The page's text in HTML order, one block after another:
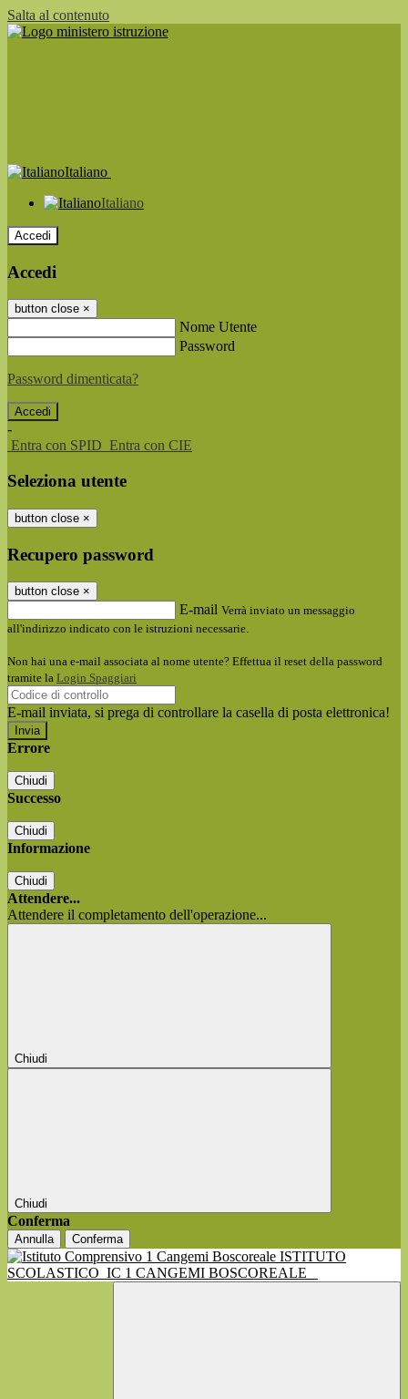
Salta al contenuto
Italiano
Italiano
Accedi
Accedi
button close ×
Nome Utente
Password
Password dimenticata?
-
Entra con SPID Entra con CIE
Seleziona utente
button close ×
Recupero password
button close ×
E-mail Verrà inviato un messaggio
all'indirizzo indicato con le istruzioni necessarie.
Non hai una e-mail associata al nome utente? Effettua il reset della password
tramite la Login Spaggiari
E-mail inviata, si prega di controllare la casella di posta elettronica!
Errore
Chiudi
Successo
Chiudi
Informazione
Chiudi
Attendere...
Attendere il completamento dell'operazione...
Chiudi
Chiudi
Conferma
Annulla Conferma
ISTITUTO
SCOLASTICO IC 1 CANGEMI BOSCOREALE